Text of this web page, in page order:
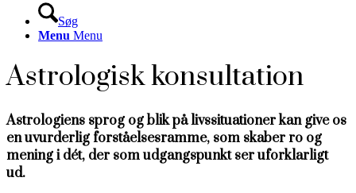
Søg
Menu Menu
Astrologisk konsultation
Astrologiens sprog og blik på livssituationer kan give os
en uvurderlig forståelsesramme, som skaber ro og
mening i dét, der som udgangspunkt ser uforklarligt
ud.